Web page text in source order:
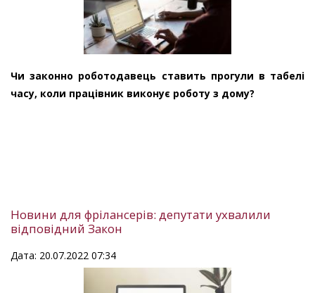
Чи законно роботодавець ставить прогули в табелі
часу, коли працівник виконує роботу з дому?
Новини для фрілансерів: депутати ухвалили
відповідний Закон
Дата: 20.07.2022 07:34